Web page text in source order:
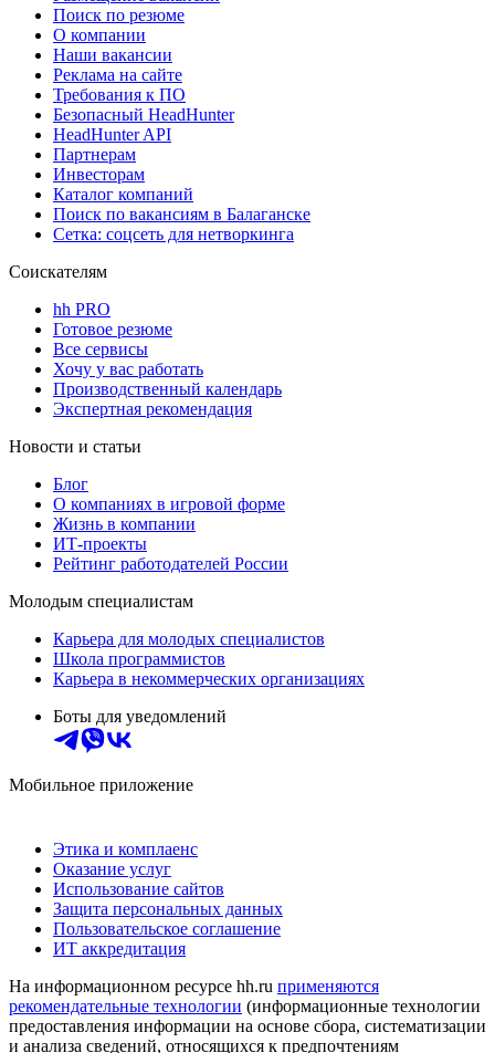
Поиск по резюме
О компании
Наши вакансии
Реклама на сайте
Требования к ПО
Безопасный HeadHunter
HeadHunter API
Партнерам
Инвесторам
Каталог компаний
Поиск по вакансиям в Балаганске
Сетка: соцсеть для нетворкинга
Соискателям
hh PRO
Готовое резюме
Все сервисы
Хочу у вас работать
Производственный календарь
Экспертная рекомендация
Новости и статьи
Блог
О компаниях в игровой форме
Жизнь в компании
ИТ-проекты
Рейтинг работодателей России
Молодым специалистам
Карьера для молодых специалистов
Школа программистов
Карьера в некоммерческих организациях
Боты для уведомлений
Мобильное приложение
Этика и комплаенс
Оказание услуг
Использование сайтов
Защита персональных данных
Пользовательское соглашение
ИТ аккредитация
На информационном ресурсе hh.ru применяются
рекомендательные технологии (информационные технологии
предоставления информации на основе сбора, систематизации
и анализа сведений, относящихся к предпочтениям